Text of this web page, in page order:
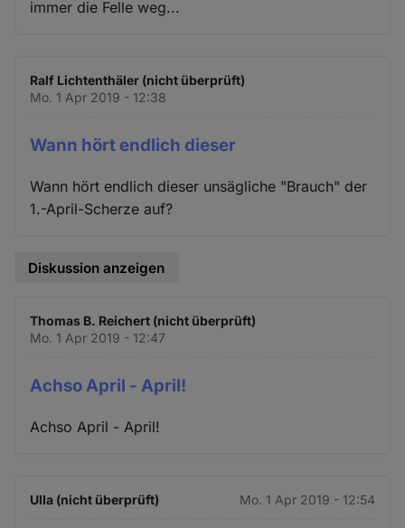
immer die Felle weg...
Ralf Lichtenthäler (nicht überprüft)
Mo. 1 Apr 2019 - 12:38
Wann hört endlich dieser
Wann hört endlich dieser unsägliche "Brauch" der
1.-April-Scherze auf?
Diskussion anzeigen
Thomas B. Reichert (nicht überprüft)
Mo. 1 Apr 2019 - 12:47
Achso April - April!
Achso April - April!
Ulla (nicht überprüft) Mo. 1 Apr 2019 - 12:54